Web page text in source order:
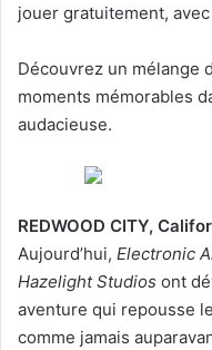
jouer gratuitement,
Découvrez un mélange
moments mémorables
audacieuse.
REDWOOD CITY,
Aujourd’hui, Electronic
Hazelight Studios ont
aventure qui repousse
comme jamais